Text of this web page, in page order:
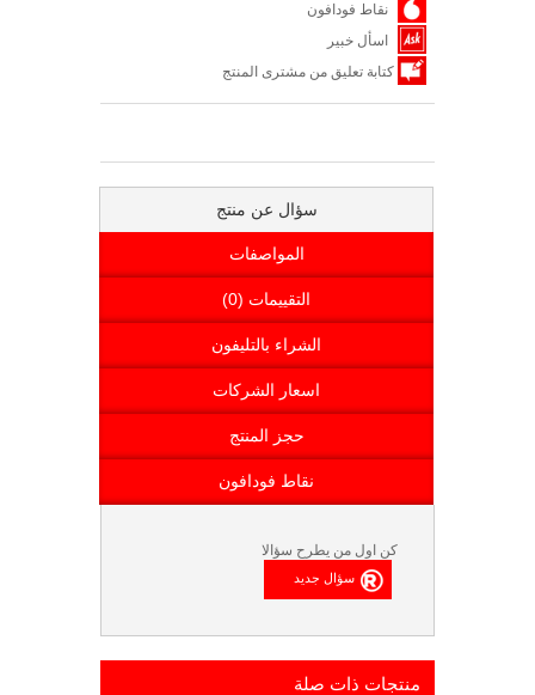
نقاط فودافون
اسأل خبير
كتابة تعليق من مشترى المنتج
سؤال عن منتج
المواصفات
التقييمات (0)
الشراء بالتليفون
اسعار الشركات
حجز المنتج
نقاط فودافون
كن اول من يطرح سؤالا
منتجات ذات صلة